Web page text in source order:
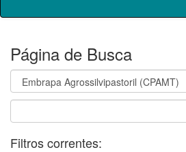
Página de Busca
Filtros correntes: